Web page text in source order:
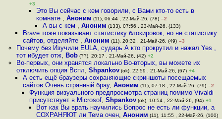
+3
Это Вы сейчас с кем говорили, с Вами кто-то есть в
комнате , Аноним (11), 06:44 , 22-Май-26, (78) –2
А вы с кем , Аноним (133), 07:56 , 23-Май-26, (133)
Brave тоже показывает статистику блокировок, но не статистику
сайтов, отделяйте , Аноним (11), 20:32 , 21-Май-26, (49) –3
Почему без Изучили EULA, сударь А кто прокрутил и нажал Yes ,
тот ибудет отж, Bob(??), 20:17 , 21-Май-26, (42) +2
Во-первых, они хранятся локально Во-вторых, вы можете их
отключить опция Вспл, Shpankov(ok), 22:59 , 21-Май-26, (67) +4
А есть ещё браузеры сохраняющие скриншоты посещаемых
сайтов Очень странный брау, Аноним (11), 07:18 , 22-Май-26, (79) –2
Функция визуального предпросмотра страниц помимо Vivaldi
присутствует в Microsof,Shpankov (ok), 10:54 , 22-Май-26, (94) +1
Вот как Вы врать научились Вопрос не есть ли функции, а
СОХРАНЯЮТ ли Тема очен, Аноним (11), 11:55 , 22-Май-26, (100)